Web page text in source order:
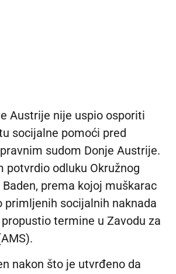
Austrije nije uspio osporiti
socijalne pomoći pred
sudom Donje Austrije.
potvrdio odluku Okružnog
prema kojoj muškarac
primljenih socijalnih naknada
termine u Zavodu za
nakon što je utvrđeno da